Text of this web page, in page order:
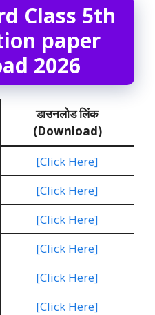
Class 5th
paper
2026
डाउनलोड लिंक
(Download)
[Click Here]
[Click Here]
[Click Here]
[Click Here]
[Click Here]
[Click Here]